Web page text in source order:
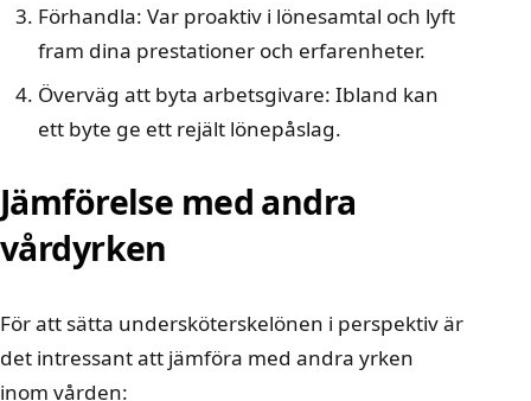
Förhandla: Var proaktiv i lönesamtal och lyft
fram dina prestationer och erfarenheter.
Överväg att byta arbetsgivare: Ibland kan
ett byte ge ett rejält lönepåslag.
Jämförelse med andra
vårdyrken
För att sätta undersköterskelönen i perspektiv är
det intressant att jämföra med andra yrken
inom vården: